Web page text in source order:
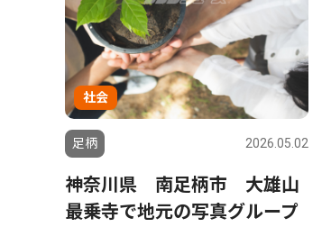
社会
足柄 2026.05.02
神奈川県 南足柄市 大雄山
最乗寺で地元の写真グループ